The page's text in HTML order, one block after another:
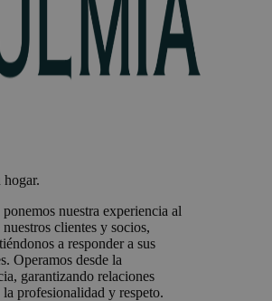
nuestra experiencia al
clientes y socios,
a responder a sus
Operamos desde la
garantizando relaciones
la profesionalidad y respeto.